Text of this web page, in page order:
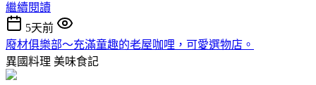
繼續閱讀
5天前
廢材俱樂部～充滿童趣的老屋咖哩，可愛選物店。
異國料理 美味食記